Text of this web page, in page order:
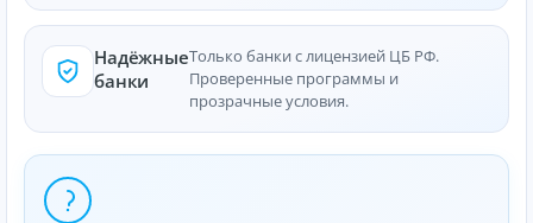
Надёжные
банки
Только банки с лицензией ЦБ РФ.
Проверенные программы и
прозрачные условия.